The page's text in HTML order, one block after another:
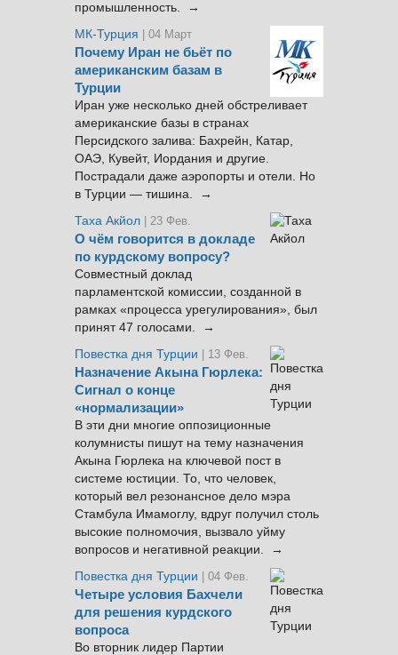
промышленность. →
МК-Турция
| 04 Март
Почему Иран не бьёт по
американским базам в
Турции
Иран уже несколько дней обстреливает
американские базы в странах
Персидского залива: Бахрейн, Катар,
ОАЭ, Кувейт, Иордания и другие.
Пострадали даже аэропорты и отели. Но
в Турции — тишина. →
Таха Акйол | 23 Фев.
О чём говорится в докладе
по курдскому вопросу?
Совместный доклад
парламентской комиссии, созданной в
рамках «процесса урегулирования», был
принят 47 голосами. →
Повестка дня Турции
| 13 Фев.
Назначение Акына Гюрлека:
Сигнал о конце
«нормализации»
В эти дни многие оппозиционные
колумнисты пишут на тему назначения
Акына Гюрлека на ключевой пост в
системе юстиции. То, что человек,
который вел резонансное дело мэра
Стамбула Имамоглу, вдруг получил столь
высокие полномочия, вызвало уйму
вопросов и негативной реакции. →
Повестка дня Турции
| 04 Фев.
Четыре условия Бахчели
для решения курдского
вопроса
Во вторник лидер Партии